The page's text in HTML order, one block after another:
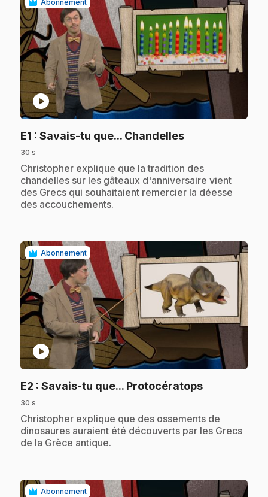
Abonnement
play_circle
E1 : Savais-tu que... Chandelles.
30 s
.Christopher explique que la tradition des
chandelles sur les gâteaux d'anniversaire vient
des Grecs qui souhaitaient remercier la déesse
des accouchements.
Abonnement
play_circle
E2 : Savais-tu que... Protocératops.
30 s
.Christopher explique que des ossements de
dinosaures auraient été découverts par les Grecs
de la Grèce antique.
Abonnement